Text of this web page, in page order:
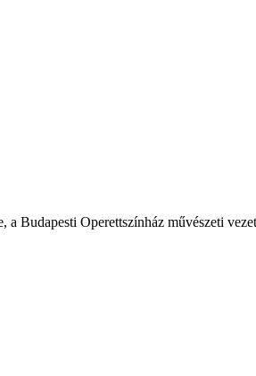
a Budapesti Operettszínház művészeti